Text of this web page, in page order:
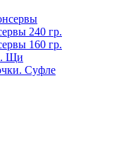
240 гр.
160 гр.
Щи
Суфле